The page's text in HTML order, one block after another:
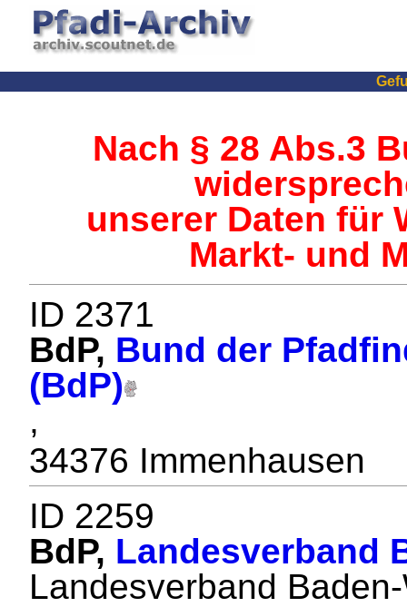
Nach § 28 Abs.3
unserer Daten für
Markt- und
ID 2371
BdP, Bund der
(BdP)
,
34376 Immenhausen
ID 2259
BdP, Landesverband
Landesverband